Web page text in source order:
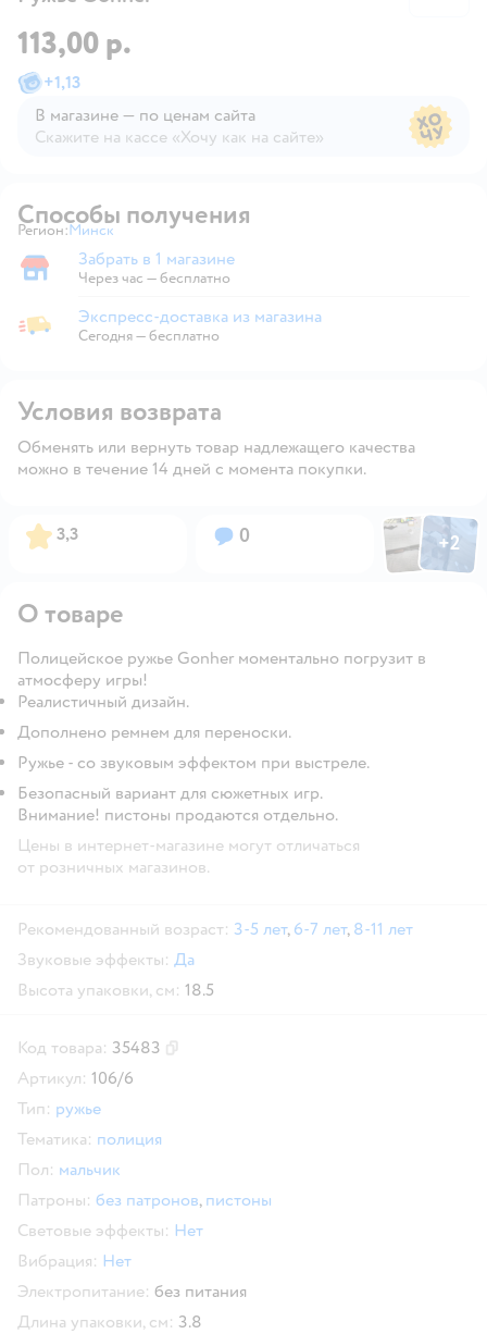
113,00 р.
+1,13
В магазине — по ценам сайта
Скажите на кассе «Хочу как на сайте»
Способы получения
Регион: Выбор адреса доставки.
Минск
Забрать в магазине
Забрать в 1 магазине
Через час — бесплатно
Экспресс-доставка из магазина
Экспресс-доставка из магазина
Сегодня—бесплатно
Условия возврата
Обменять или вернуть товар надлежащего качества
можно в течение 14 дней с момента покупки.
Рейтинг:
3,3 Вопросов:
0 ФотоФото
+2
О товаре
Полицейское ружье Gonher моментально погрузит в
атмосферу игры!
Реалистичный дизайн.
Дополнено ремнем для переноски.
Ружье - со звуковым эффектом при выстреле.
Безопасный вариант для сюжетных игр.
Внимание! пистоны продаются отдельно.
Цены в интернет-магазине могут отличаться
от розничных магазинов.
Рекомендованный возраст: 3-5 лет, 6-7 лет, 8-11 лет
Звуковые эффекты: Да
Высота упаковки, см: 18.5
Код товара: 35483
Артикул: 106/6
Тип: ружье
Тематика: полиция
Пол: мальчик
Патроны: без патронов, пистоны
Световые эффекты: Нет
Вибрация: Нет
Электропитание: без питания
Длина упаковки, см: 3.8